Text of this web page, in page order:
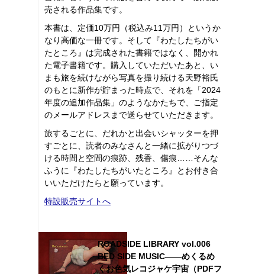
売される作品集です。
本書は、定価10万円（税込み11万円）というか
なり高価な一冊です。そして『わたしたちがい
たところ』は完成された書籍ではなく、開かれ
た電子書籍です。購入していただいたあと、い
まも旅を続けながら写真を撮り続ける天野裕氏
のもとに新作が貯まった時点で、それを「2024
年度の追加作品集」のようなかたちで、ご指定
のメールアドレスまで送らせていただきます。
旅するごとに、だれかと出会いシャッターを押
すごとに、読者のみなさんと一緒に拡がりつづ
ける時間と空間の痕跡、残香、傷痕……そんな
ふうに『わたしたちがいたところ』とお付き合
いいただけたらと願っています。
特設販売サイトへ
ROADSIDE LIBRARY vol.006
BED SIDE MUSIC――めくるめ
くお色気レコジャケ宇宙（PDFフ